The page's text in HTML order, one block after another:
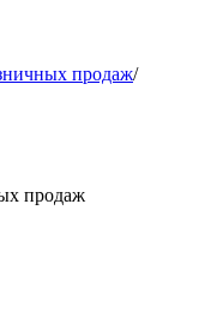
продаж/
продаж